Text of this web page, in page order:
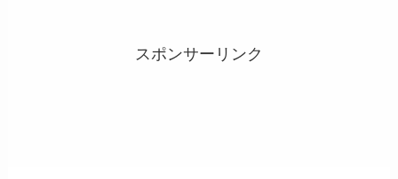
スポンサーリンク